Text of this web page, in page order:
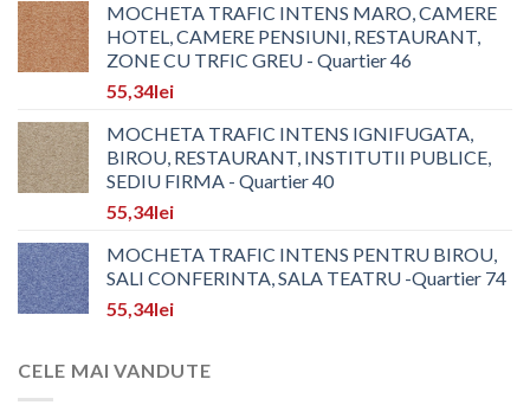
MOCHETA TRAFIC INTENS MARO, CAMERE
HOTEL, CAMERE PENSIUNI, RESTAURANT,
ZONE CU TRFIC GREU - Quartier 46
55,34lei
MOCHETA TRAFIC INTENS IGNIFUGATA,
BIROU, RESTAURANT, INSTITUTII PUBLICE,
SEDIU FIRMA - Quartier 40
55,34lei
MOCHETA TRAFIC INTENS PENTRU BIROU,
SALI CONFERINTA, SALA TEATRU -Quartier 74
55,34lei
CELE MAI VANDUTE